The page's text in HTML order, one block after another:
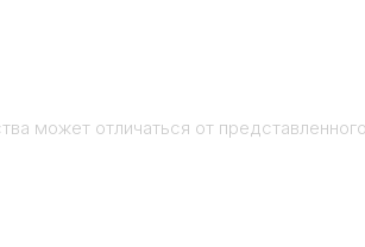
может отличаться от представленного